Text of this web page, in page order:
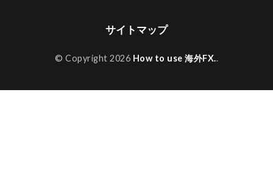
サイトマップ
© Copyright 2026 How to use 海外FX..